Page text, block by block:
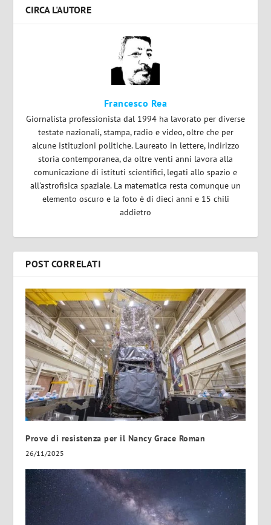
CIRCA L'AUTORE
Francesco Rea
Giornalista professionista dal 1994 ha lavorato per diverse
testate nazionali, stampa, radio e video, oltre che per
alcune istituzioni politiche. Laureato in lettere, indirizzo
storia contemporanea, da oltre venti anni lavora alla
comunicazione di istituti scientifici, legati allo spazio e
all'astrofisica spaziale. La matematica resta comunque un
elemento oscuro e la foto è di dieci anni e 15 chili
addietro
POST CORRELATI
Prove di resistenza per il Nancy Grace Roman
26/11/2025